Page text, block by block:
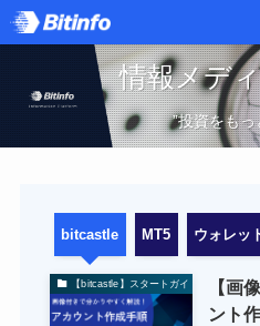
情報メデ
”投資をもっ
bitcastle MT5 ウォレッ
【bitcastle】スタートガイド
【画
ント